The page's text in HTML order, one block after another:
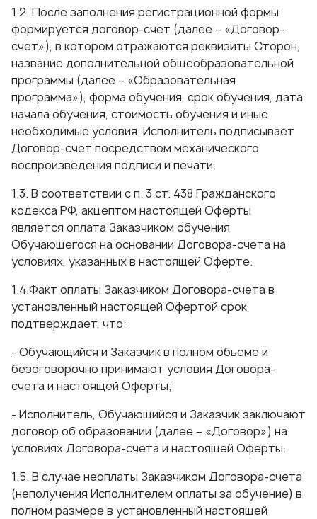
1.2. После заполнения регистрационной формы
формируется договор-счет (далее – «Договор-
счет»), в котором отражаются реквизиты Сторон,
название дополнительной общеобразовательной
программы (далее – «Образовательная
программа»), форма обучения, срок обучения, дата
начала обучения, стоимость обучения и иные
необходимые условия. Исполнитель подписывает
Договор-счет посредством механического
воспроизведения подписи и печати.
1.3. В соответствии с п. 3 ст. 438 Гражданского
кодекса РФ, акцептом настоящей Оферты
является оплата Заказчиком обучения
Обучающегося на основании Договора-счета на
условиях, указанных в настоящей Оферте.
1.4.Факт оплаты Заказчиком Договора-счета в
установленный настоящей Офертой срок
подтверждает, что:
- Обучающийся и Заказчик в полном объеме и
безоговорочно принимают условия Договора-
счета и настоящей Оферты;
- Исполнитель, Обучающийся и Заказчик заключают
договор об образовании (далее – «Договор») на
условиях Договора-счета и настоящей Оферты.
1.5. В случае неоплаты Заказчиком Договора-счета
(неполучения Исполнителем оплаты за обучение) в
полном размере в установленный настоящей